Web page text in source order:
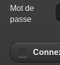
Mot de
passe